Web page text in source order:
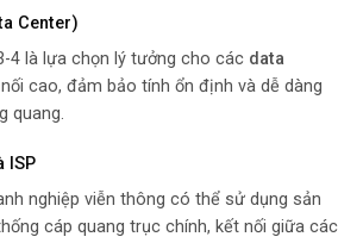
Center)
4 là lựa chọn lý tưởng cho các data
cao, đảm bảo tính ổn định và dễ dàng
quang.
ISP
nghiệp viễn thông có thể sử dụng sản
cáp quang trục chính, kết nối giữa các